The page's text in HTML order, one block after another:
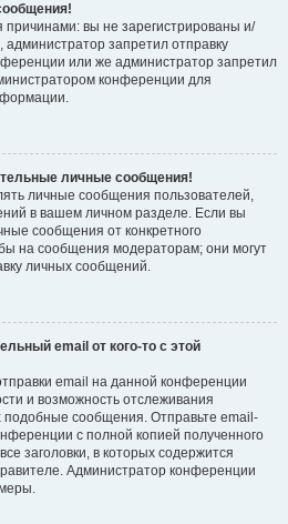
вы не зарегистрированы и/
запретил отправку
или же администратор запретил
конференции для
личные сообщения!
личные сообщения пользователей,
в вашем личном разделе. Если вы
сообщения от конкретного
на сообщения модераторам; они могут
личных сообщений.
email от кого-то с этой
email на данной конференции
и возможность отслеживания
сообщения. Отправьте email-
с полной копией полученного
заголовки, в которых содержится
Администратор конференции